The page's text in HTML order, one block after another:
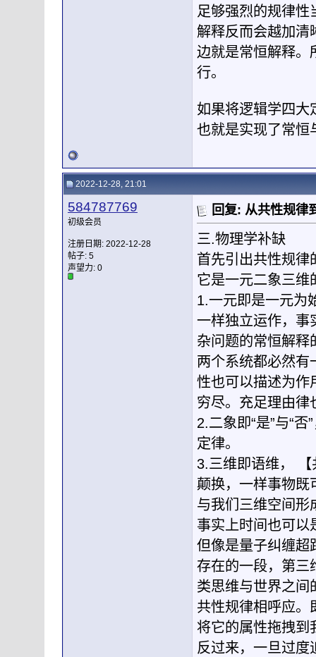
足够强烈的规律性
解释反而会越加清
边就是常恒解释。
行。
如果将逻辑学四大
也就是实现了常恒
2022-12-28, 21:01
584787769
初级会员
注册日期: 2022-12-28
帖子: 5
声望力: 0
回复: 从共性规律
三.物理学补缺
首先引出共性规律
它是一元二象三维
1.一元即是一元为
一样独立运作，事
杂问题的常恒解释
两个系统都必然有
性也可以描述为作
穷尽。充足理由律
2.二象即“是”与“
定律。
3.三维即语维，
颠换，一样事物既
与我们三维空间形
事实上时间也可以
但像是量子纠缠超
存在的一段，第三
类思维与世界之间
共性规律相呼应。
将它的属性拖拽到
反过来，一旦过度